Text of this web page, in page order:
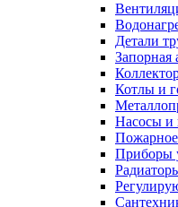
Детали
Запорная
Котлы и
Насосы и
Пожарное
Приборы